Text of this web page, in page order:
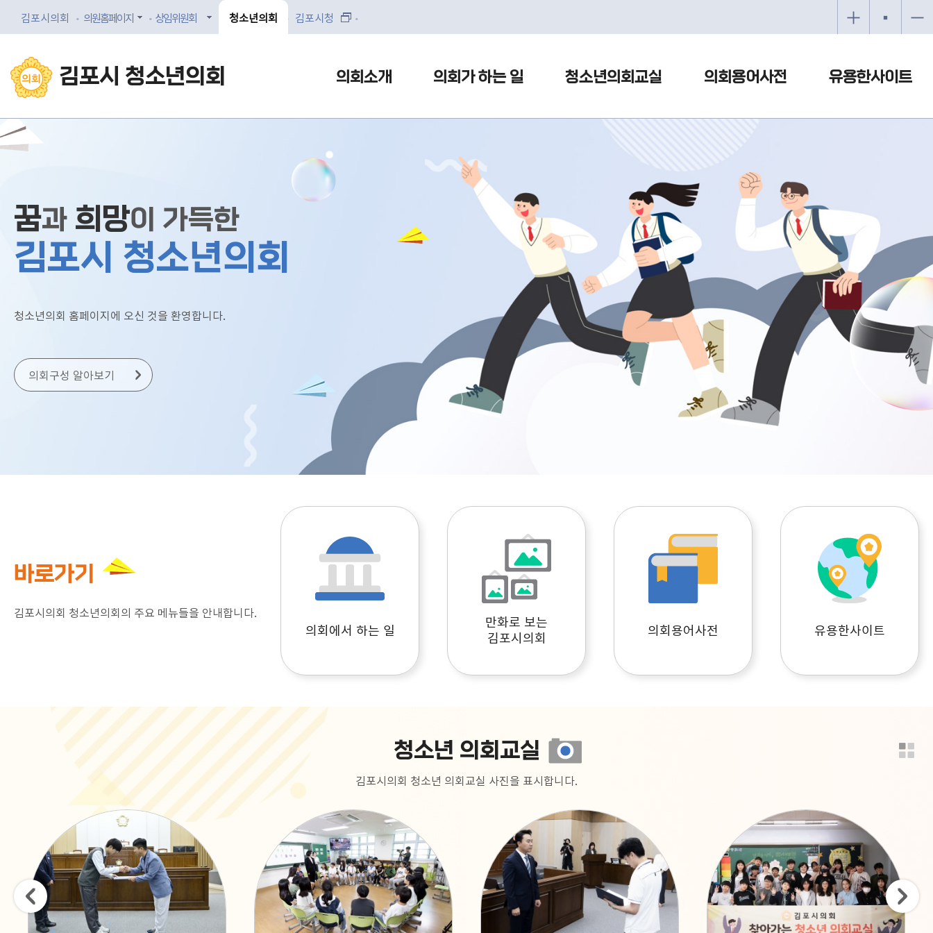
김포시 청소년의회
김포시의회 의원홈페이지 상임위원회 청소년의회 김포시청
의회소개 의회가 하는 일 청소년의회교실 의회용어사전 유용한사이트
꿈과 희망이 가득한
김포시 청소년의회
청소년의회 홈페이지에 오신 것을 환영합니다.
의회구성 알아보기
바로가기
김포시의회 청소년의회의 주요 메뉴들을 안내합니다.
의회에서 하는 일
만화로 보는
김포시의회
의회용어사전 유용한사이트
청소년 의회교실
김포시의회 청소년 의회교실 사진을 표시합니다.